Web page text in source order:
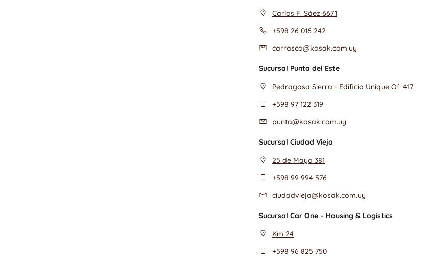
Carlos F. Sáez 6671
+598 26 016 242
carrasco@kosak.com.uy
Sucursal Punta del Este
Pedragosa Sierra - Edificio Unique Of. 417
+598 97 122 319
punta@kosak.com.uy
Sucursal Ciudad Vieja
25 de Mayo 381
+598 99 994 576
ciudadvieja@kosak.com.uy
Sucursal Car One – Housing & Logistics
Km 24
+598 96 825 750